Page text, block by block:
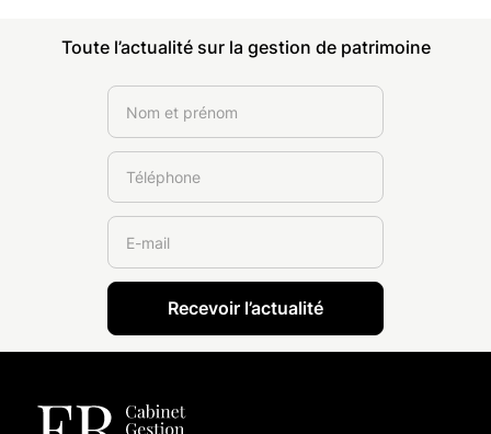
Toute l’actualité sur la gestion de patrimoine